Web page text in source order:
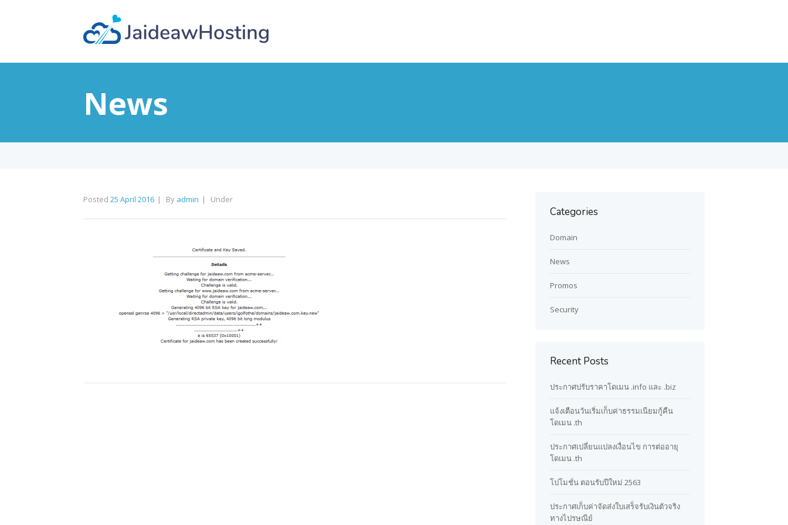
News
Posted 25 April 2016 By admin Under
Categories
Domain
News
Promos
Security
Recent Posts
ประกาศปรับราคาโดเมน .info และ .biz
แจ้งเตือนวันเริ่มเก็บค่าธรรมเนียมกู้คืน
โดเมน .th
ประกาศเปลี่ยนแปลงเงื่อนไข การต่ออายุ
โดเมน .th
โปโมชั่น ตอนรับปีใหม่ 2563
ประกาศเก็บค่าจัดส่งใบเสร็จรับเงินตัวจริง
ทางไปรษณีย์